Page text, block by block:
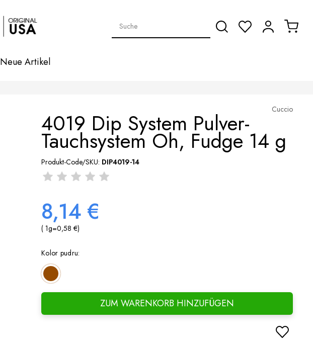
Neue Artikel
Cuccio
4019 Dip System Pulver-
Tauchsystem Oh, Fudge 14 g
Produkt-Code/SKU: DIP4019-14
8,14 €
( 1g=0,58 €)
Kolor pudru:
ZUM WARENKORB HINZUFÜGEN